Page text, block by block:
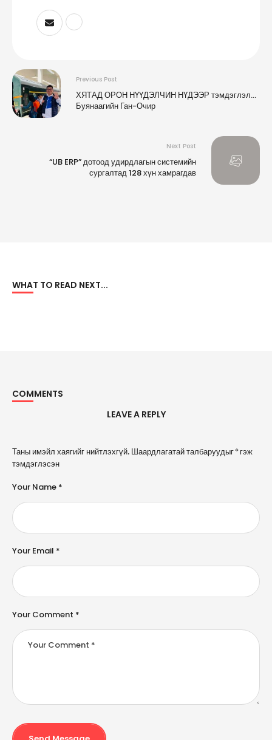
Previous Post
ХЯТАД ОРОН НҮҮДЭЛЧИН НҮДЭЭР тэмдэглэл…
Буянаагийн Ган-Очир
Next Post
“UB ERP” дотоод удирдлагын системийн
сургалтад 128 хүн хамрагдав
WHAT TO READ NEXT...
COMMENTS
LEAVE A REPLY
Таны имэйл хаягийг нийтлэхгүй. Шаардлагатай талбаруудыг*гэж
тэмдэглэсэн
Your Comment *
Your Name *
Your Email *
A
l
e
n
a
ti
e